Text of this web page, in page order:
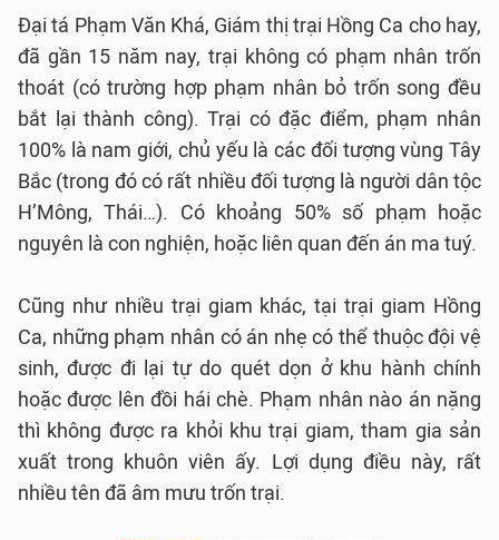
Đại tá Phạm Văn Khá, Giám thị trại Hồng Ca cho hay,
đã gần 15 năm nay, trại không có phạm nhân trốn
thoát (có trường hợp phạm nhân bỏ trốn song đều
bắt lại thành công). Trại có đặc điểm, phạm nhân
100% là nam giới, chủ yếu là các đối tượng vùng Tây
Bắc (trong đó có rất nhiều đối tượng là người dân tộc
H’Mông, Thái…). Có khoảng 50% số phạm hoặc
nguyên là con nghiện, hoặc liên quan đến án ma tuý.
Cũng như nhiều trại giam khác, tại trại giam Hồng
Ca, những phạm nhân có án nhẹ có thể thuộc đội vệ
sinh, được đi lại tự do quét dọn ở khu hành chính
hoặc được lên đồi hái chè. Phạm nhân nào án nặng
thì không được ra khỏi khu trại giam, tham gia sản
xuất trong khuôn viên ấy. Lợi dụng điều này, rất
nhiều tên đã âm mưu trốn trại.